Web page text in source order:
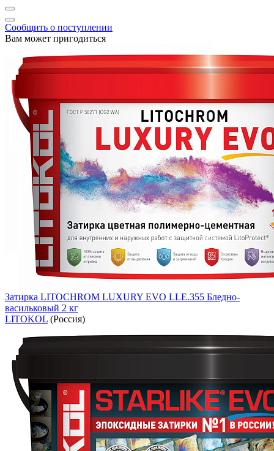
Сообщить о поступлении
Вам может пригодиться
Затирка LITOCHROM LUXURY EVO LLE.355 Бледно-
васильковый 2 кг
LITOKOL (Россия)